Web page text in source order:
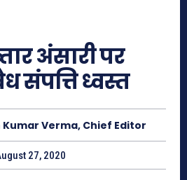
अंसारी पर
संपत्ति ध्वस्त
Kumar Verma, Chief Editor
27, 2020